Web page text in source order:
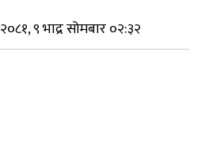
२०८१, ९ भाद्र सोमबार ०२:३२